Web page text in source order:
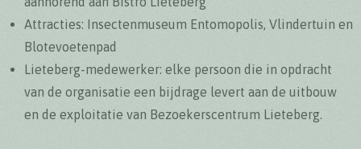
Attracties: Insectenmuseum Entomopolis, Vlindertuin en
Blotevoetenpad
Lieteberg-medewerker: elke persoon die in opdracht
van de organisatie een bijdrage levert aan de uitbouw
en de exploitatie van Bezoekerscentrum Lieteberg.